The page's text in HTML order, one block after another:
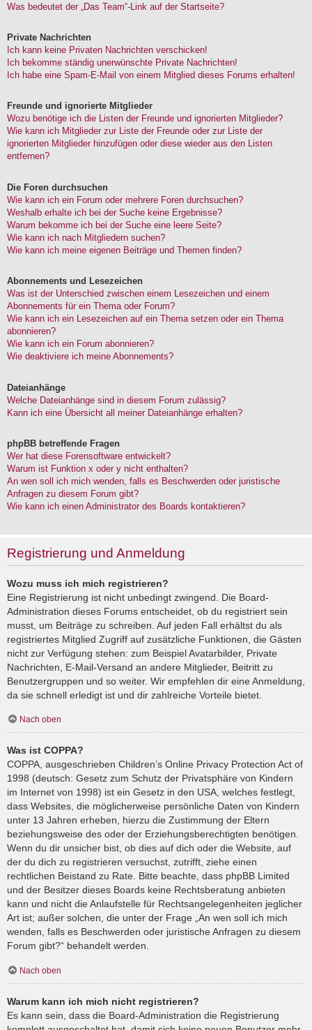
Was bedeutet der „Das Team“-Link auf der Startseite?
Private Nachrichten
Ich kann keine Privaten Nachrichten verschicken!
Ich bekomme ständig unerwünschte Private Nachrichten!
Ich habe eine Spam-E-Mail von einem Mitglied dieses Forums erhalten!
Freunde und ignorierte Mitglieder
Wozu benötige ich die Listen der Freunde und ignorierten Mitglieder?
Wie kann ich Mitglieder zur Liste der Freunde oder zur Liste der
ignorierten Mitglieder hinzufügen oder diese wieder aus den Listen
entfernen?
Die Foren durchsuchen
Wie kann ich ein Forum oder mehrere Foren durchsuchen?
Weshalb erhalte ich bei der Suche keine Ergebnisse?
Warum bekomme ich bei der Suche eine leere Seite?
Wie kann ich nach Mitgliedern suchen?
Wie kann ich meine eigenen Beiträge und Themen finden?
Abonnements und Lesezeichen
Was ist der Unterschied zwischen einem Lesezeichen und einem
Abonnements für ein Thema oder Forum?
Wie kann ich ein Lesezeichen auf ein Thema setzen oder ein Thema
abonnieren?
Wie kann ich ein Forum abonnieren?
Wie deaktiviere ich meine Abonnements?
Dateianhänge
Welche Dateianhänge sind in diesem Forum zulässig?
Kann ich eine Übersicht all meiner Dateianhänge erhalten?
phpBB betreffende Fragen
Wer hat diese Forensoftware entwickelt?
Warum ist Funktion x oder y nicht enthalten?
An wen soll ich mich wenden, falls es Beschwerden oder juristische
Anfragen zu diesem Forum gibt?
Wie kann ich einen Administrator des Boards kontaktieren?
Registrierung und Anmeldung
Wozu muss ich mich registrieren?
Eine Registrierung ist nicht unbedingt zwingend. Die Board-
Administration dieses Forums entscheidet, ob du registriert sein
musst, um Beiträge zu schreiben. Auf jeden Fall erhältst du als
registriertes Mitglied Zugriff auf zusätzliche Funktionen, die Gästen
nicht zur Verfügung stehen: zum Beispiel Avatarbilder, Private
Nachrichten, E-Mail-Versand an andere Mitglieder, Beitritt zu
Benutzergruppen und so weiter. Wir empfehlen dir eine Anmeldung,
da sie schnell erledigt ist und dir zahlreiche Vorteile bietet.
Nach oben
Was ist COPPA?
COPPA, ausgeschrieben Children’s Online Privacy Protection Act of
1998 (deutsch: Gesetz zum Schutz der Privatsphäre von Kindern
im Internet von 1998) ist ein Gesetz in den USA, welches festlegt,
dass Websites, die möglicherweise persönliche Daten von Kindern
unter 13 Jahren erheben, hierzu die Zustimmung der Eltern
beziehungsweise des oder der Erziehungsberechtigten benötigen.
Wenn du dir unsicher bist, ob dies auf dich oder die Website, auf
der du dich zu registrieren versuchst, zutrifft, ziehe einen
rechtlichen Beistand zu Rate. Bitte beachte, dass phpBB Limited
und der Besitzer dieses Boards keine Rechtsberatung anbieten
kann und nicht die Anlaufstelle für Rechtsangelegenheiten jeglicher
Art ist; außer solchen, die unter der Frage „An wen soll ich mich
wenden, falls es Beschwerden oder juristische Anfragen zu diesem
Forum gibt?“ behandelt werden.
Nach oben
Warum kann ich mich nicht registrieren?
Es kann sein, dass die Board-Administration die Registrierung